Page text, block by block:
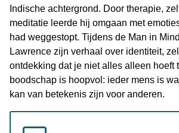
Indische achtergrond. Door therapie,
meditatie leerde hij omgaan met
had weggestopt. Tijdens de Man in
Lawrence zijn verhaal over identiteit,
ontdekking dat je niet alles alleen hoeft
boodschap is hoopvol: ieder mens is
kan van betekenis zijn voor anderen.